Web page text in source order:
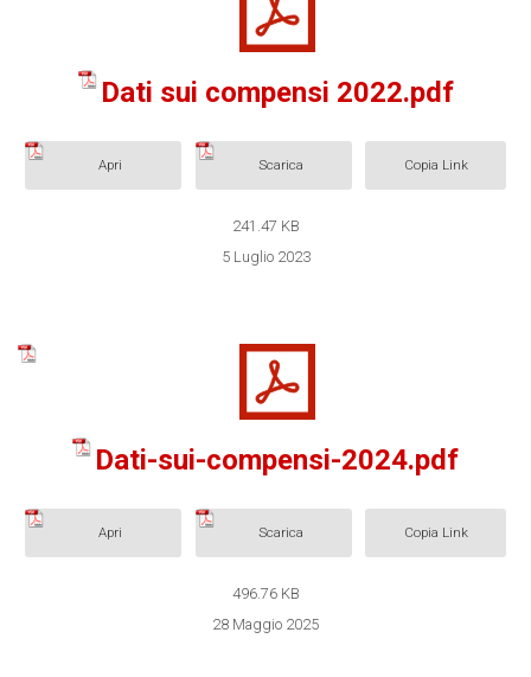
Dati sui compensi 2022.pdf
Apri Scarica Copia Link
241.47 KB
5 Luglio 2023
Dati-sui-compensi-2024.pdf
Apri Scarica Copia Link
496.76 KB
28 Maggio 2025